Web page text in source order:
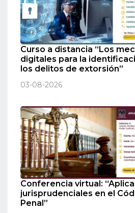
Curso a distancia “Los
digitales para la
los delitos de extorsión”
03-08-2026
Conferencia virtual:
jurisprudenciales en el
Penal”